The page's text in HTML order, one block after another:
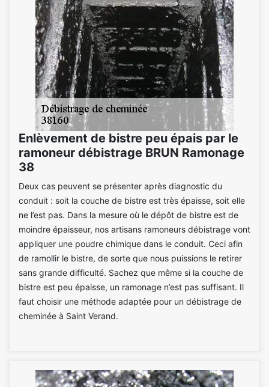
Enlèvement de bistre peu épais par le
ramoneur débistrage BRUN Ramonage
38
Deux cas peuvent se présenter après diagnostic du
conduit : soit la couche de bistre est très épaisse, soit elle
ne l’est pas. Dans la mesure où le dépôt de bistre est de
moindre épaisseur, nos artisans ramoneurs débistrage vont
appliquer une poudre chimique dans le conduit. Ceci afin
de ramollir le bistre, de sorte que nous puissions le retirer
sans grande difficulté. Sachez que même si la couche de
bistre est peu épaisse, un ramonage n’est pas suffisant. Il
faut choisir une méthode adaptée pour un débistrage de
cheminée à Saint Verand.